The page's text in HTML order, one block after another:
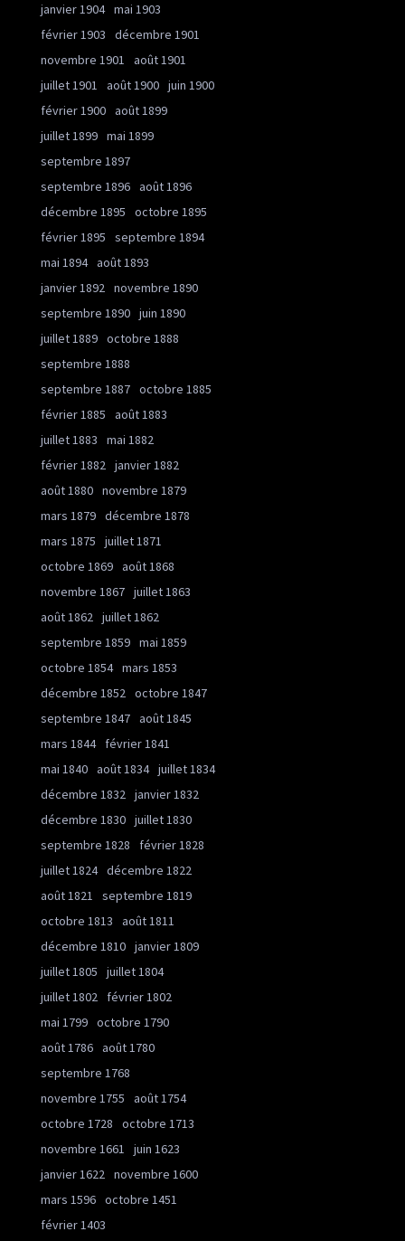
janvier 1904 mai 1903
février 1903
décembre 1901
novembre 1901
août 1901
juillet 1901
août 1900 juin 1900
février 1900 août 1899
juillet 1899 mai 1899
septembre 1897
septembre 1896 août 1896
décembre 1895
octobre 1895
février 1895
septembre 1894
mai 1894 août 1893
janvier 1892 novembre 1890
septembre 1890 juin 1890
juillet 1889 octobre 1888
septembre 1888
septembre 1887 octobre 1885
février 1885
août 1883
juillet 1883
mai 1882
février 1882 janvier 1882
août 1880 novembre 1879
mars 1879 décembre 1878
mars 1875
juillet 1871
octobre 1869 août 1868
novembre 1867 juillet 1863
août 1862 juillet 1862
septembre 1859 mai 1859
octobre 1854 mars 1853
décembre 1852 octobre 1847
septembre 1847 août 1845
mars 1844
février 1841
mai 1840 août 1834 juillet 1834
décembre 1832 janvier 1832
décembre 1830 juillet 1830
septembre 1828
février 1828
juillet 1824 décembre 1822
août 1821
septembre 1819
octobre 1813
août 1811
décembre 1810 janvier 1809
juillet 1805
juillet 1804
juillet 1802
février 1802
mai 1799 octobre 1790
août 1786 août 1780
septembre 1768
novembre 1755
août 1754
octobre 1728
octobre 1713
novembre 1661
juin 1623
janvier 1622 novembre 1600
mars 1596 octobre 1451
février 1403